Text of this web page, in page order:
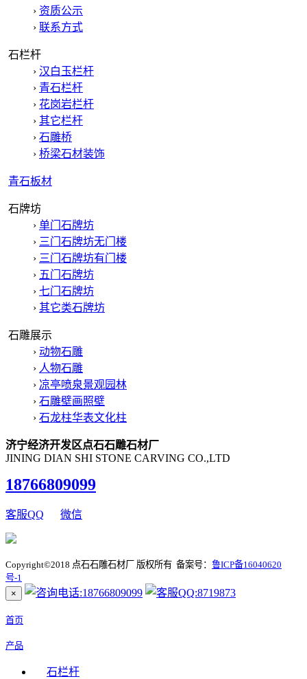
› 资质公示
› 联系方式
石栏杆
› 汉白玉栏杆
› 青石栏杆
› 花岗岩栏杆
› 其它栏杆
› 石雕桥
› 桥梁石材装饰
青石板材
石牌坊
› 单门石牌坊
› 三门石牌坊无门楼
› 三门石牌坊有门楼
› 五门石牌坊
› 七门石牌坊
› 其它类石牌坊
石雕展示
› 动物石雕
› 人物石雕
› 凉亭喷泉景观园林
› 石雕壁画照壁
› 石龙柱华表文化柱
济宁经济开发区点石石雕石材厂
JINING DIAN SHI STONE CARVING CO.,LTD
18766809099
客服QQ 微信
Copyright©2018 点石石雕石材厂 版权所有 备案号： 鲁ICP备16040620
号-1
×
首页
产品
石栏杆